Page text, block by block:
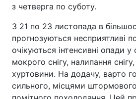
з четверга по суботу.
З 21 по 23 листопада в
прогнозуються несприятливі
очікуються інтенсивні опади
мокрого снігу, налипання
хуртовини. На додачу, варто
сильного, місцями